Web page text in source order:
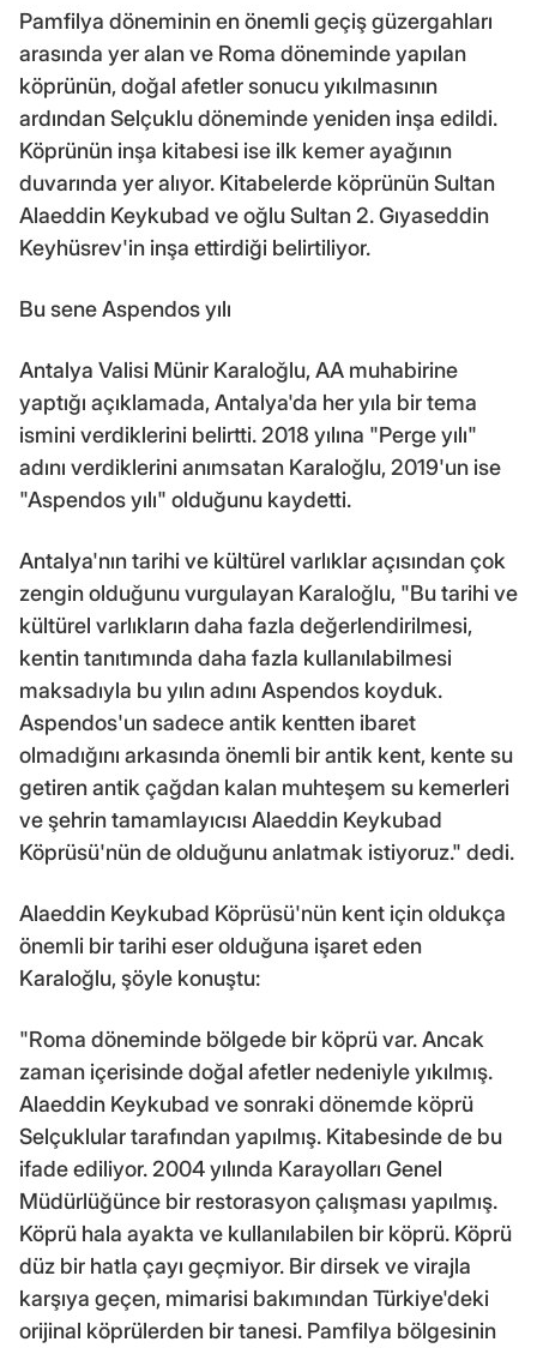
Pamfilya döneminin en önemli geçiş güzergahları
arasında yer alan ve Roma döneminde yapılan
köprünün, doğal afetler sonucu yıkılmasının
ardından Selçuklu döneminde yeniden inşa edildi.
Köprünün inşa kitabesi ise ilk kemer ayağının
duvarında yer alıyor. Kitabelerde köprünün Sultan
Alaeddin Keykubad ve oğlu Sultan 2. Gıyaseddin
Keyhüsrev'in inşa ettirdiği belirtiliyor.
Bu sene Aspendos yılı
Antalya Valisi Münir Karaloğlu, AA muhabirine
yaptığı açıklamada, Antalya'da her yıla bir tema
ismini verdiklerini belirtti. 2018 yılına "Perge yılı"
adını verdiklerini anımsatan Karaloğlu, 2019'un ise
"Aspendos yılı" olduğunu kaydetti.
Antalya'nın tarihi ve kültürel varlıklar açısından çok
zengin olduğunu vurgulayan Karaloğlu, "Bu tarihi ve
kültürel varlıkların daha fazla değerlendirilmesi,
kentin tanıtımında daha fazla kullanılabilmesi
maksadıyla bu yılın adını Aspendos koyduk.
Aspendos'un sadece antik kentten ibaret
olmadığını arkasında önemli bir antik kent, kente su
getiren antik çağdan kalan muhteşem su kemerleri
ve şehrin tamamlayıcısı Alaeddin Keykubad
Köprüsü'nün de olduğunu anlatmak istiyoruz." dedi.
Alaeddin Keykubad Köprüsü'nün kent için oldukça
önemli bir tarihi eser olduğuna işaret eden
Karaloğlu, şöyle konuştu:
"Roma döneminde bölgede bir köprü var. Ancak
zaman içerisinde doğal afetler nedeniyle yıkılmış.
Alaeddin Keykubad ve sonraki dönemde köprü
Selçuklular tarafından yapılmış. Kitabesinde de bu
ifade ediliyor. 2004 yılında Karayolları Genel
Müdürlüğünce bir restorasyon çalışması yapılmış.
Köprü hala ayakta ve kullanılabilen bir köprü. Köprü
düz bir hatla çayı geçmiyor. Bir dirsek ve virajla
karşıya geçen, mimarisi bakımından Türkiye'deki
orijinal köprülerden bir tanesi. Pamfilya bölgesinin